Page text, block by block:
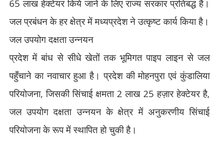
65 लाख हेक्टेयर किये जाने के लिए राज्य सरकार प्रतिबद्ध है।
जल प्रबंधन के हर क्षेत्र में मध्यप्रदेश ने उत्कृष्ट कार्य किया है।
जल उपयोग दक्षता उन्नयन
प्रदेश में बांध से सीधे खेतों तक भूमिगत पाइप लाइन से जल
पहुँचाने का नवाचार हुआ है। प्रदेश की मोहनपुरा एवं कुंडालिया
परियोजना,जिसकी सिंचाई क्षमता 2 लाख 25 हज़ार हेक्टेयर है,
जल उपयोग दक्षता उन्नयन के क्षेत्र में अनुकरणीय सिंचाई
परियोजना के रूप में स्थापित हो चुकी है।